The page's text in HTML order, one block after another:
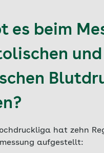
es beim
und
hat zehn
aufgestellt: